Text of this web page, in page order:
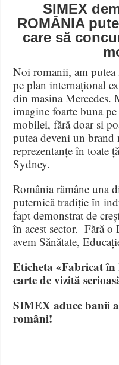
SIMEX
ROMÂNIA
care să
Noi romanii, am putea
pe plan internațional
din masina Mercedes.
imagine foarte buna
mobilei, fără doar si
putea deveni un
reprezentanțe în toate
Sydney.
România rămâne una
puternică tradiție în
fapt demonstrat de
în acest sector. Fără o
avem Sănătate,
Eticheta «Fabricat
carte de vizită
SIMEX aduce banii
români!